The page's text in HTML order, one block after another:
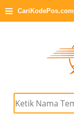
≡ CariKodePos.com